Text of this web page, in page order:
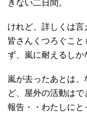
きない二日間。
けれど、詳しくは言
皆さんくつろぐこ
ず、嵐に耐えるしか
嵐が去ったあとは
ど、屋外の活動は
報告・・わたしに